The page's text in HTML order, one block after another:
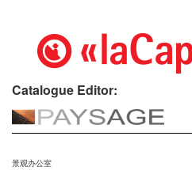
Catalogue Editor:
景观办公室